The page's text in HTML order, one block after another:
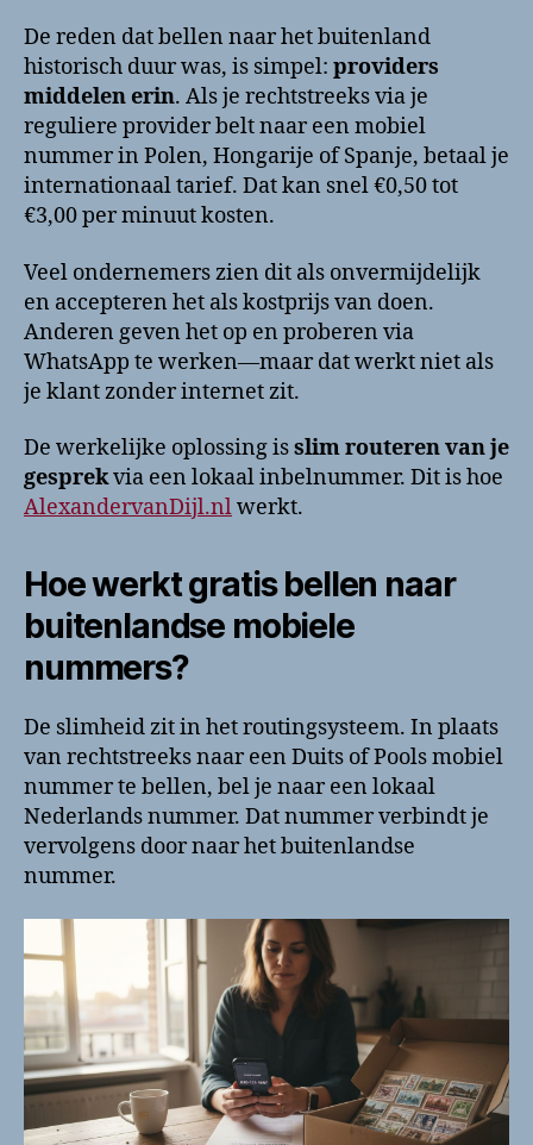
De reden dat bellen naar het buitenland
historisch duur was, is simpel: providers
middelen erin. Als je rechtstreeks via je
reguliere provider belt naar een mobiel
nummer in Polen, Hongarije of Spanje, betaal je
internationaal tarief. Dat kan snel €0,50 tot
€3,00 per minuut kosten.
Veel ondernemers zien dit als onvermijdelijk
en accepteren het als kostprijs van doen.
Anderen geven het op en proberen via
WhatsApp te werken—maar dat werkt niet als
je klant zonder internet zit.
De werkelijke oplossing isslim routeren van je
gesprekvia een lokaal inbelnummer. Dit is hoe
AlexandervanDijl.nlwerkt.
Hoe werkt gratis bellen naar
buitenlandse mobiele
nummers?
De slimheid zit in het routingsysteem. In plaats
van rechtstreeks naar een Duits of Pools mobiel
nummer te bellen, bel je naar een lokaal
Nederlands nummer. Dat nummer verbindt je
vervolgens door naar het buitenlandse
nummer.